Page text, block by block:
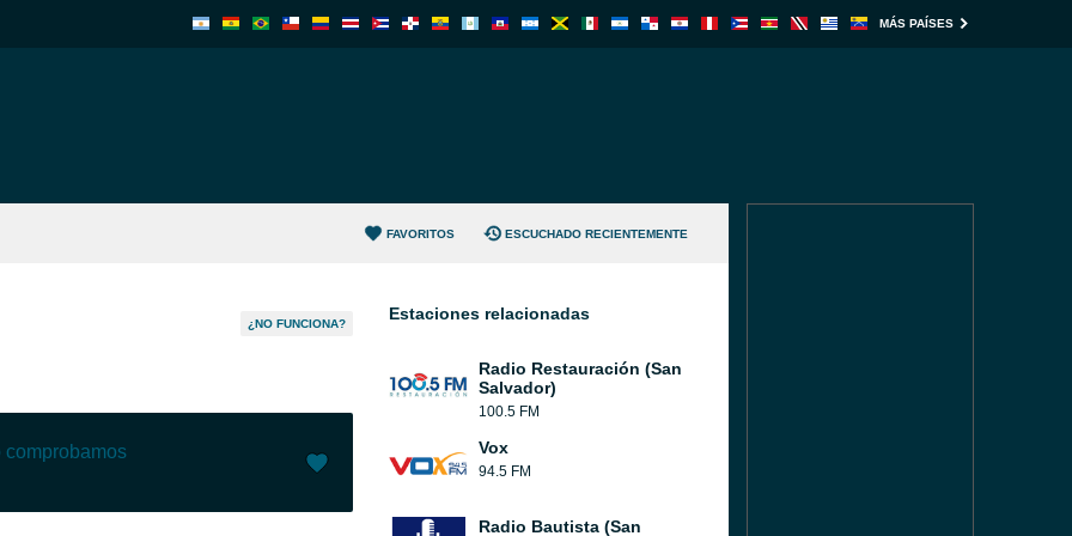
MÁS PAÍSES
FAVORITOS ESCUCHADO RECIENTEMENTE
¿NO FUNCIONA?
comprobamos
Estaciones relacionadas
Radio Restauración (San
Salvador)
100.5 FM
Vox
94.5 FM
Radio Bautista (San